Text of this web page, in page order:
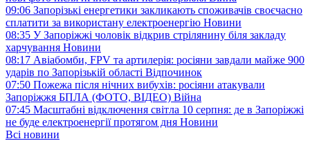
09:06 Запорізькі енергетики закликають споживачів своєчасно
сплатити за використану електроенергію Новини
08:35 У Запоріжжі чоловік відкрив стрілянину біля закладу
харчування Новини
08:17 Авіабомби, FPV та артилерія: росіяни завдали майже 900
ударів по Запорізькій області Відпочинок
07:50 Пожежа після нічних вибухів: росіяни атакували
Запоріжжя БПЛА (ФОТО, ВІДЕО) Війна
07:45 Масштабні відключення світла 10 серпня: де в Запоріжжі
не буде електроенергії протягом дня Новини
Всі новини